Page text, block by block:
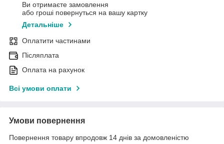
Ви отримаєте замовлення
або гроші повернуться на вашу картку
Детальніше
Оплатити частинами
Післяплата
Оплата на рахунок
Всі умови оплати
Умови повернення
Повернення товару впродовж 14 днів за домовленістю